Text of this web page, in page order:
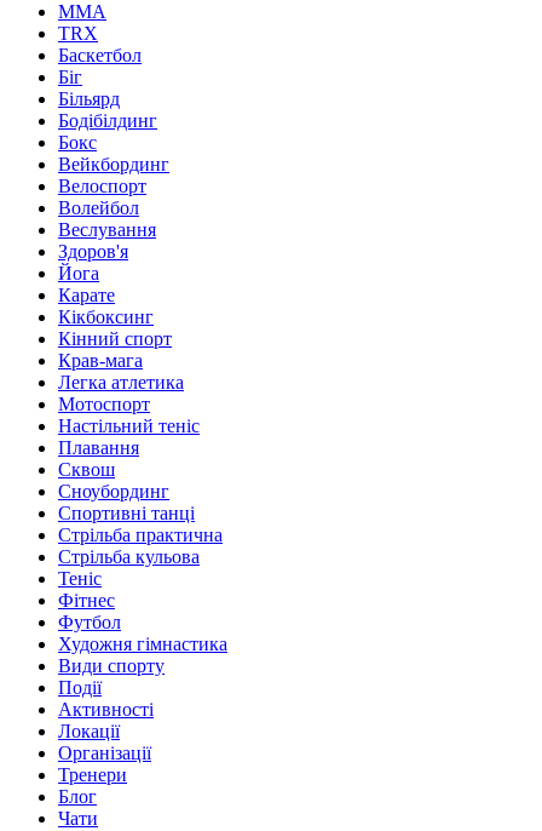
MMA
TRX
Баскетбол
Біг
Більярд
Бодібілдинг
Бокс
Вейкбординг
Велоспорт
Волейбол
Веслування
Здоров'я
Йога
Карате
Кікбоксинг
Кінний спорт
Крав-мага
Легка атлетика
Мотоспорт
Настільний теніс
Плавання
Сквош
Сноубординг
Спортивні танці
Стрільба практична
Стрільба кульова
Теніс
Фітнес
Футбол
Художня гімнастика
Види спорту
Події
Активності
Локації
Організації
Тренери
Блог
Чати